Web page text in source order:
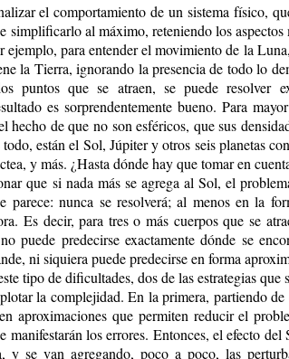
el comportamiento de un sistema físico,
simplificarlo al máximo, reteniendo los aspectos
ejemplo, para entender el movimiento de la
la Tierra, ignorando la presencia de todo lo
puntos que se atraen, se puede resolver
es sorprendentemente bueno. Para
hecho de que no son esféricos, que sus
están el Sol, Júpiter y otros seis planetas
y más. ¿Hasta dónde hay que tomar en
que si nada más se agrega al Sol, el
parece: nunca se resolverá; al menos en la
Es decir, para tres o más cuerpos que se
puede predecirse exactamente dónde se
ni siquiera puede predecirse en forma
tipo de dificultades, dos de las estrategias que
la complejidad. En la primera, partiendo
aproximaciones que permiten reducir el
manifestarán los errores. Entonces, el efecto
y se van agregando, poco a poco, las